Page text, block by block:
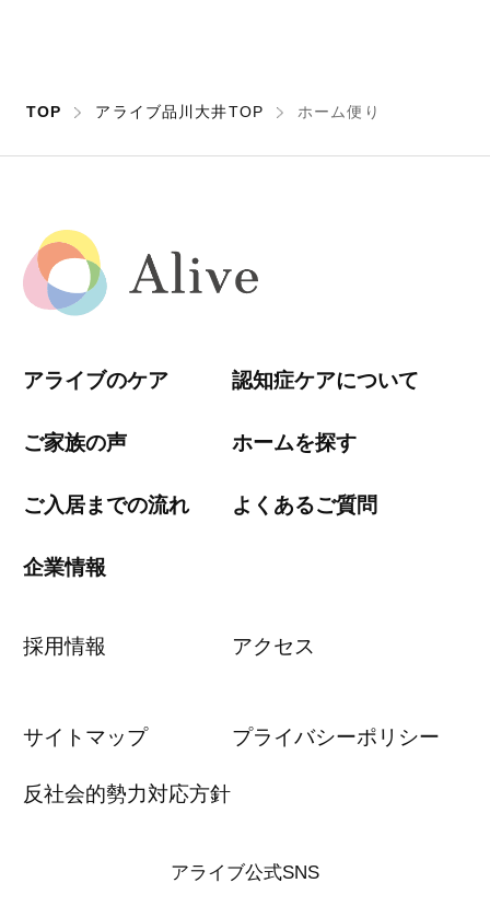
TOP アライブ品川大井TOP ホーム便り
アライブのケア 認知症ケアについて
ご家族の声 ホームを探す
ご入居までの流れ よくあるご質問
企業情報
採用情報 アクセス
サイトマップ プライバシーポリシー
反社会的勢力対応方針
アライブ公式SNS